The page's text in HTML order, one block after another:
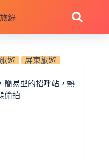
錄
遊 屏東旅遊
簡易型的招呼站，熱
偷拍